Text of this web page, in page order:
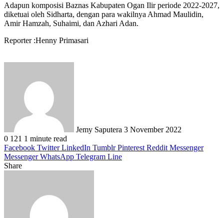
Adapun komposisi Baznas Kabupaten Ogan Ilir periode 2022-2027,
diketuai oleh Sidharta, dengan para wakilnya Ahmad Maulidin,
Amir Hamzah, Suhaimi, dan Azhari Adan.
Reporter :Henny Primasari
Jemy Saputera 3 November 2022
0 121 1 minute read
Facebook Twitter LinkedIn Tumblr Pinterest Reddit Messenger
Messenger WhatsApp Telegram Line
Share